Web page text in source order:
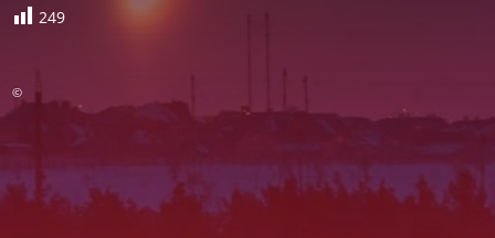
249
©